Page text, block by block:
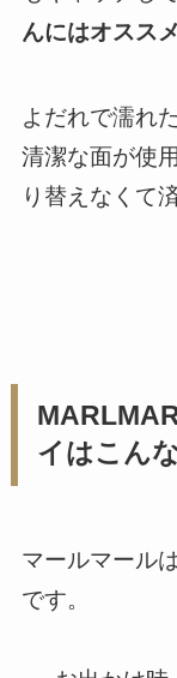
んにはオススメ
よだれで濡れ
清潔な面が使
り替えなくて
イはこん
マールマール
です。